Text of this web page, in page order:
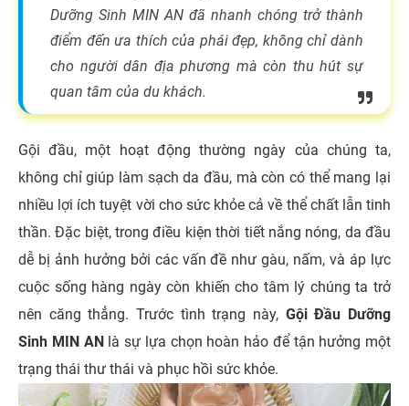
Dưỡng Sinh MIN AN đã nhanh chóng trở thành
điểm đến ưa thích của phái đẹp, không chỉ dành
cho người dân địa phương mà còn thu hút sự
quan tâm của du khách.
Gội đầu, một hoạt động thường ngày của chúng ta,
không chỉ giúp làm sạch da đầu, mà còn có thể mang lại
nhiều lợi ích tuyệt vời cho sức khỏe cả về thể chất lẫn tinh
thần. Đặc biệt, trong điều kiện thời tiết nắng nóng, da đầu
dễ bị ảnh hưởng bởi các vấn đề như gàu, nấm, và áp lực
cuộc sống hàng ngày còn khiến cho tâm lý chúng ta trở
nên căng thẳng. Trước tình trạng này, Gội Đầu Dưỡng
Sinh MIN ANlà sự lựa chọn hoàn hảo để tận hưởng một
trạng thái thư thái và phục hồi sức khỏe.